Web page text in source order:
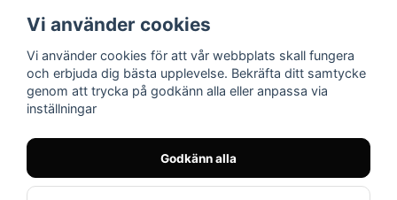
© Nilssons MC - Allt för dig & din MC
Instagram Facebook YouTube
Vi använder cookies
Vi använder cookies för att vår webbplats skall fungera
och erbjuda dig bästa upplevelse. Bekräfta ditt samtycke
genom att trycka på godkänn alla eller anpassa via
inställningar
Godkänn alla